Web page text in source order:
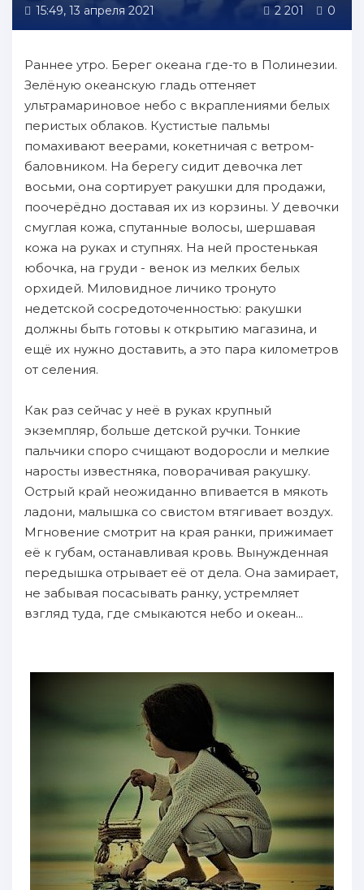
15:49, 13 апреля 2021
2 201 0
Раннее утро. Берег океана где-то в Полинезии.
Зелёную океанскую гладь оттеняет
ультрамариновое небо с вкраплениями белых
перистых облаков. Кустистые пальмы
помахивают веерами, кокетничая с ветром-
баловником. На берегу сидит девочка лет
восьми, она сортирует ракушки для продажи,
поочерёдно доставая их из корзины. У девочки
смуглая кожа, спутанные волосы, шершавая
кожа на руках и ступнях. На ней простенькая
юбочка, на груди - венок из мелких белых
орхидей. Миловидное личико тронуто
недетской сосредоточенностью: ракушки
должны быть готовы к открытию магазина, и
ещё их нужно доставить, а это пара километров
от селения.
Как раз сейчас у неё в руках крупный
экземпляр, больше детской ручки. Тонкие
пальчики споро счищают водоросли и мелкие
наросты известняка, поворачивая ракушку.
Острый край неожиданно впивается в мякоть
ладони, малышка со свистом втягивает воздух.
Мгновение смотрит на края ранки, прижимает
её к губам, останавливая кровь. Вынужденная
передышка отрывает её от дела. Она замирает,
не забывая посасывать ранку, устремляет
взгляд туда, где смыкаются небо и океан...